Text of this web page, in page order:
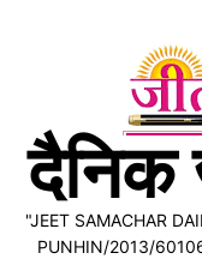
दैनिक
"JEET SAMACHAR
PUNHIN/2013/